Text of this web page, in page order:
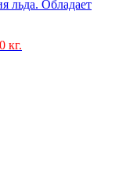
льда. Обладает
кг.